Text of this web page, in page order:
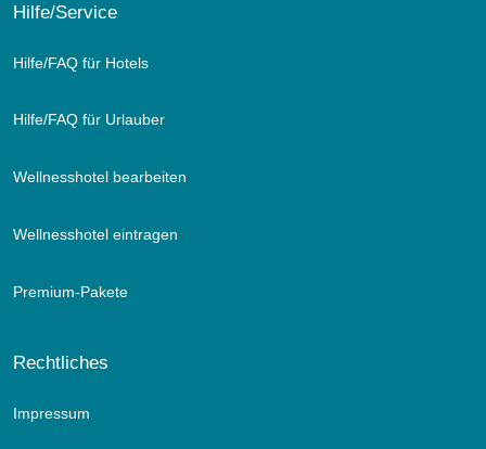
Hilfe/Service
Hilfe/FAQ für Hotels
Hilfe/FAQ für Urlauber
Wellnesshotel bearbeiten
Wellnesshotel eintragen
Premium-Pakete
Rechtliches
Impressum